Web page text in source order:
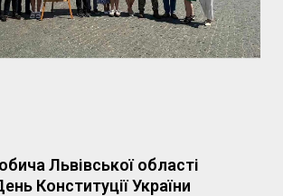
Львівської області
Конституції України